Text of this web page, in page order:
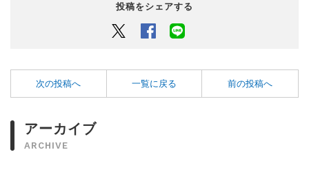
投稿をシェアする
Twitter Facebook
次の投稿へ 一覧に戻る 前の投稿へ
アーカイブ
ARCHIVE